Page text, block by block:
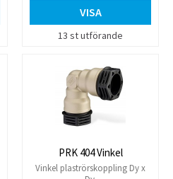
VISA
13 st utförande
PRK 404 Vinkel
Vinkel plaströrskoppling Dy x